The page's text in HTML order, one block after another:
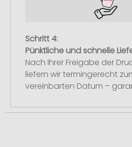
Schritt 4:
Pünktliche und schnelle
Nach Ihrer Freigabe der
liefern wir termingerecht
vereinbarten Datum –